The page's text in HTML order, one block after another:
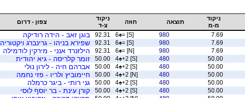
ניקוד
מ-מ
תוצאה חוזה
ניקוד
צ-ד
צפון - דרום
7.69
980
6♠= [S]
92.31
בוגן זאב - הידה רודיקה
7.69
980
6♠= [S]
92.31
שפירא בניהו - גרינברג ויקטוריה
7.69
980
6♠= [N]
92.31
הילזנרד אנני - מירקין לודמילה
50.00
480
4♠+2 [S]
50.00
זומר קלריסה - גיא יהודית
50.00
480
4♠+2 [S]
50.00
אברהם חיה - לירון נולי
50.00
480
4♠+2 [N]
50.00
חיימוביץ ולריו - פזי נחמה
50.00
480
4♠+2 [S]
50.00
גני רותי - ביגר כרמלה
50.00
480
4♠+2 [S]
50.00
קורן עינת - בר יוסף לוסי